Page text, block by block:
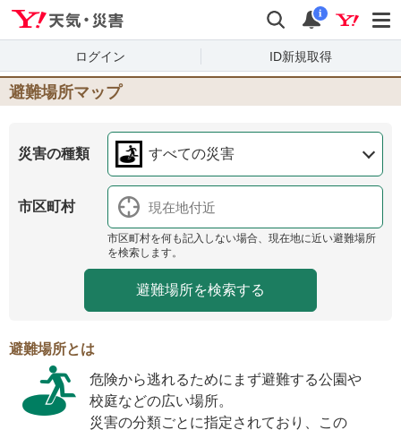
検索 通知
i
ログイン ID新規取得
避難場所マップ
災害の種類 すべての災害
市区町村
市区町村を何も記入しない場合、現在地に近い避難場所
を検索します。
避難場所とは
危険から逃れるためにまず避難する公園や
校庭などの広い場所。
災害の分類ごとに指定されており、この